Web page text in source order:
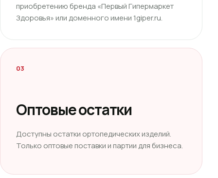
приобретению бренда «Первый Гипермаркет
Здоровья» или доменного имени 1giper.ru.
03
Оптовые остатки
Доступны остатки ортопедических изделий.
Только оптовые поставки и партии для бизнеса.